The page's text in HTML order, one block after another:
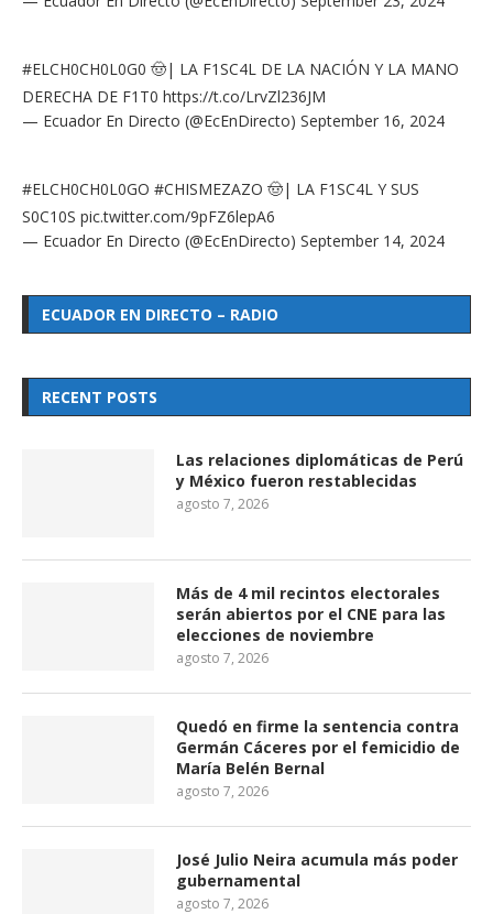
#ELCH0CH0L0G0 🤠| LA F1SC4L DE LA NACIÓN Y LA MANO
DERECHA DE F1T0 https://t.co/LrvZl236JM
— Ecuador En Directo (@EcEnDirecto) September 16, 2024
#ELCH0CH0L0GO #CHISMEZAZO 🤠| LA F1SC4L Y SUS
S0C10S pic.twitter.com/9pFZ6lepA6
— Ecuador En Directo (@EcEnDirecto) September 14, 2024
ECUADOR EN DIRECTO – RADIO
RECENT POSTS
Las relaciones diplomáticas de Perú
y México fueron restablecidas
agosto 7, 2026
Más de 4 mil recintos electorales
serán abiertos por el CNE para las
elecciones de noviembre
agosto 7, 2026
Quedó en firme la sentencia contra
Germán Cáceres por el femicidio de
María Belén Bernal
agosto 7, 2026
José Julio Neira acumula más poder
gubernamental
agosto 7, 2026